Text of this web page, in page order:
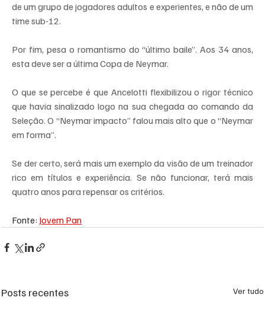
de um grupo de jogadores adultos e experientes, e não de um
time sub-12.
Por fim, pesa o romantismo do “último baile”. Aos 34 anos,
esta deve ser a última Copa de Neymar.
O que se percebe é que Ancelotti flexibilizou o rigor técnico
que havia sinalizado logo na sua chegada ao comando da
Seleção. O “Neymar impacto” falou mais alto que o “Neymar
em forma”.
Se der certo, será mais um exemplo da visão de um treinador
rico em títulos e experiência. Se não funcionar, terá mais
quatro anos para repensar os critérios.
Fonte: Jovem Pan
Posts recentes Ver tudo